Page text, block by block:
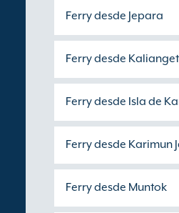
Ferry desde Jepara
Ferry desde Kalianget
Ferry desde Isla de
Ferry desde Karimun
Ferry desde Muntok